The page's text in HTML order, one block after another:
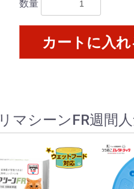
数量
カートに入れ
マシーンFR週間